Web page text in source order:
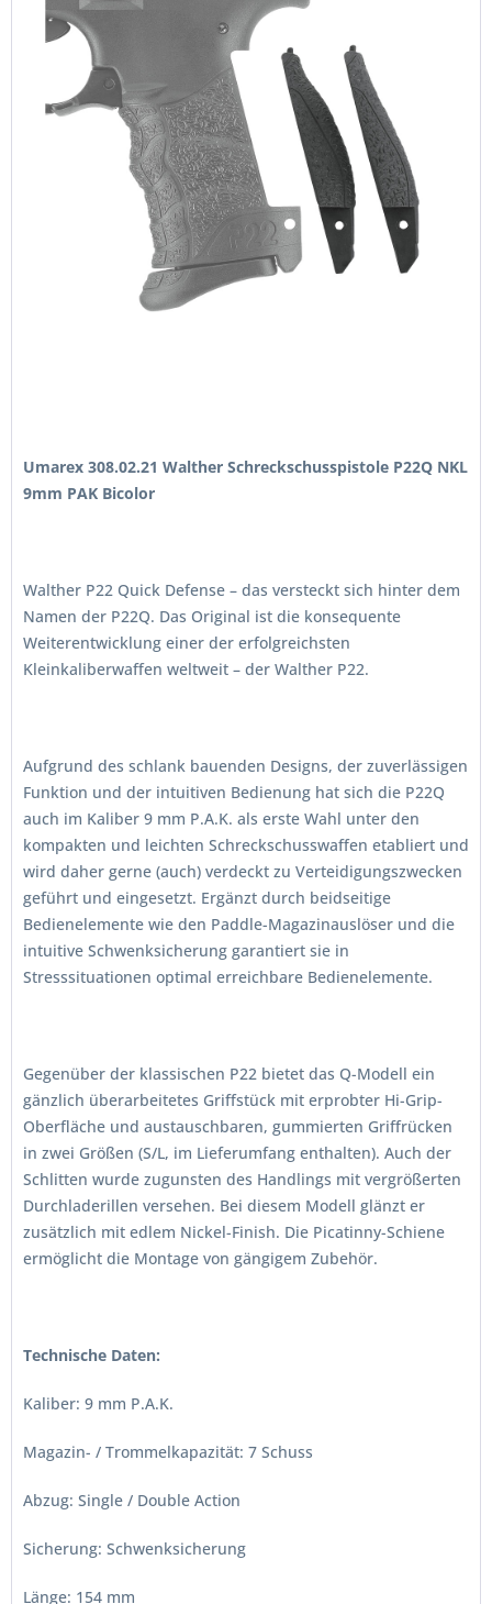
Umarex 308.02.21 Walther Schreckschusspistole P22Q NKL
9mm PAK Bicolor
Walther P22 Quick Defense – das versteckt sich hinter dem
Namen der P22Q. Das Original ist die konsequente
Weiterentwicklung einer der erfolgreichsten
Kleinkaliberwaffen weltweit – der Walther P22.
Aufgrund des schlank bauenden Designs, der zuverlässigen
Funktion und der intuitiven Bedienung hat sich die P22Q
auch im Kaliber 9 mm P.A.K. als erste Wahl unter den
kompakten und leichten Schreckschusswaffen etabliert und
wird daher gerne (auch) verdeckt zu Verteidigungszwecken
geführt und eingesetzt. Ergänzt durch beidseitige
Bedienelemente wie den Paddle-Magazinauslöser und die
intuitive Schwenksicherung garantiert sie in
Stresssituationen optimal erreichbare Bedienelemente.
Gegenüber der klassischen P22 bietet das Q-Modell ein
gänzlich überarbeitetes Griffstück mit erprobter Hi-Grip-
Oberfläche und austauschbaren, gummierten Griffrücken
in zwei Größen (S/L, im Lieferumfang enthalten). Auch der
Schlitten wurde zugunsten des Handlings mit vergrößerten
Durchladerillen versehen. Bei diesem Modell glänzt er
zusätzlich mit edlem Nickel-Finish. Die Picatinny-Schiene
ermöglicht die Montage von gängigem Zubehör.
Technische Daten:
Kaliber: 9 mm P.A.K.
Magazin- / Trommelkapazität: 7 Schuss
Abzug: Single / Double Action
Sicherung: Schwenksicherung
Länge: 154 mm